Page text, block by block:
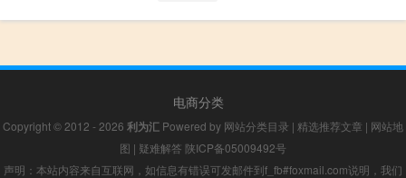
电商分类
Copyright © 2012 - 2026 利为汇 Powered by 网站分类目录 | 精选推荐文章 | 网站地
图 | 疑难解答 陕ICP备05009492号
声明：本站内容来自互联网，如信息有错误可发邮件到f_fb#foxmail.com说明，我们